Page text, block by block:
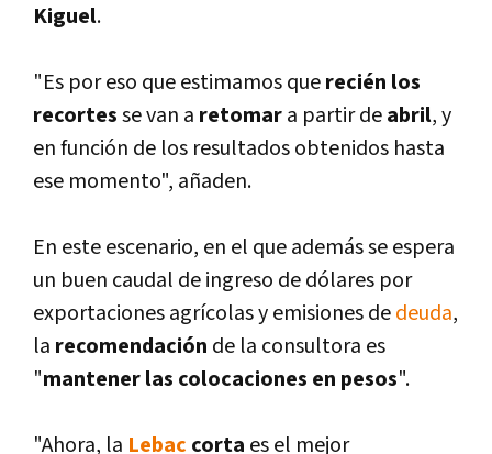
Kiguel.
"Es por eso que estimamos querecién los
recortesse van a retomara partir deabril, y
en función de los resultados obtenidos hasta
ese momento", añaden.
En este escenario, en el que además se espera
un buen caudal de ingreso de dólares por
exportaciones agrí­colas y emisiones dedeuda,
la recomendación de la consultora es
"mantener las colocaciones en pesos".
"Ahora, la Lebac corta es el mejor